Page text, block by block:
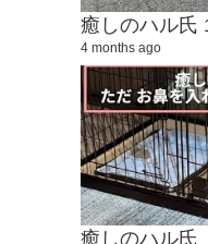
4 months ago